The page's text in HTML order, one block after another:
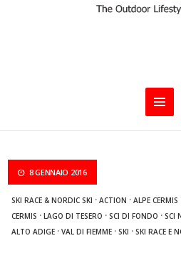
8 GENNAIO 2016
SKI RACE & NORDIC SKI ·ACTION ·ALPE CERMIS
CERMIS ·LAGO DI TESERO ·SCI DI FONDO ·SCI
ALTO ADIGE ·VAL DI FIEMME ·SKI ·SKI RACE E